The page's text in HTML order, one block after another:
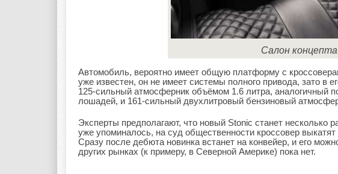
Салон
Автомобиль, вероятно имеет общую платформу с
уже известен, он не имеет системы полного привода, зато в
125-сильный атмосферник объёмом 1.6 литра, аналогичный
лошадей, и 161-сильный двухлитровый бензиновый
Эксперты предполагают, что новый Stonic станет несколько
уже упоминалось, на суд общественности кроссовер
Сразу после дебюта новинка встанет на конвейер, и его
других рынках (к примеру, в Северной Америке) пока нет.